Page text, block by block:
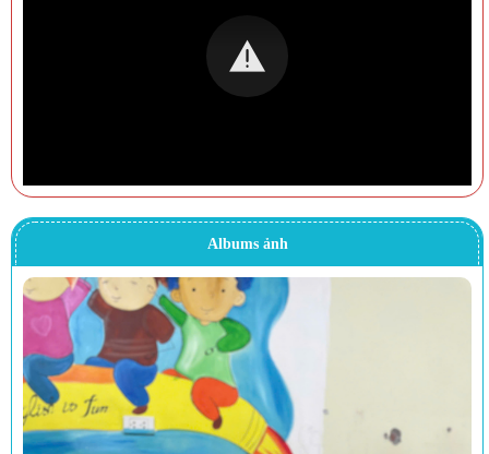
Albums ảnh